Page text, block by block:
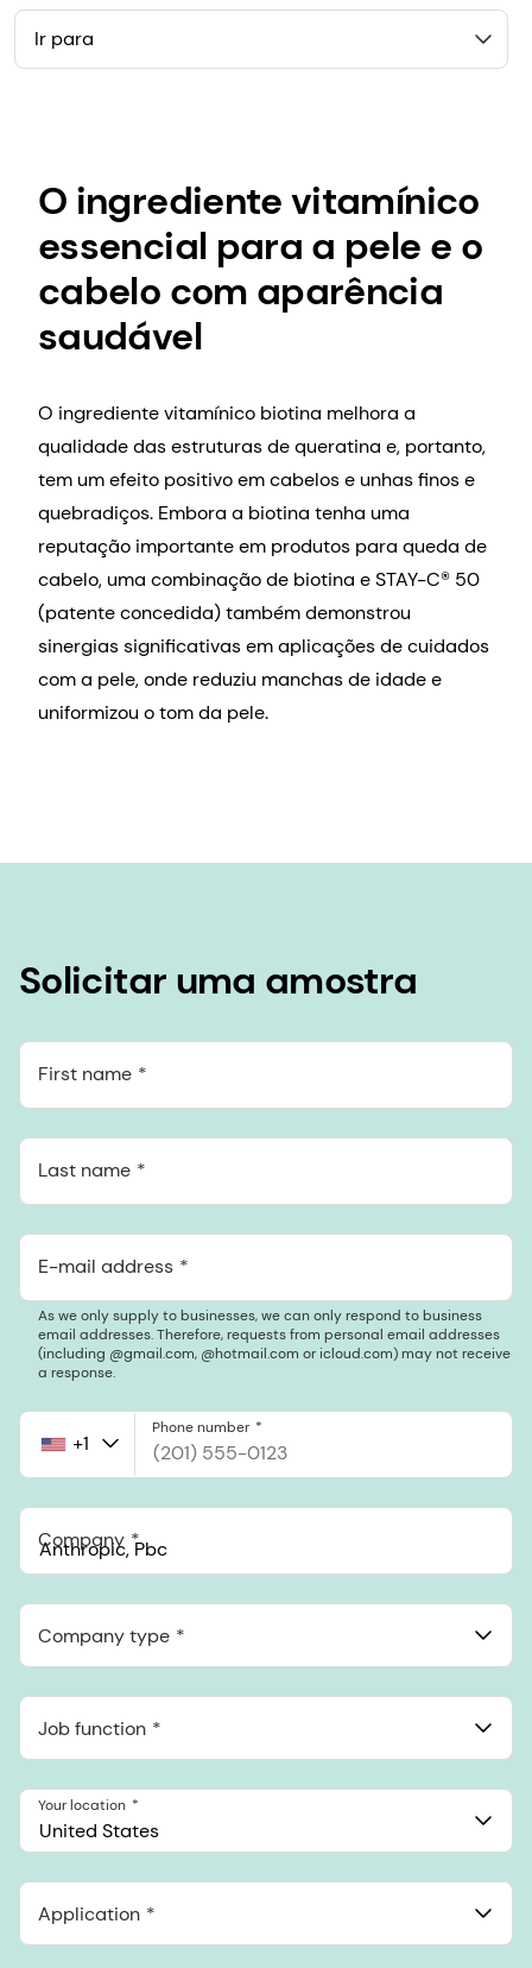
Ir para
O ingrediente vitamínico
essencial para a pele e o
cabelo com aparência
saudável
O ingrediente vitamínico biotina melhora a
qualidade das estruturas de queratina e, portanto,
tem um efeito positivo em cabelos e unhas finos e
quebradiços. Embora a biotina tenha uma
reputação importante em produtos para queda de
cabelo, uma combinação de biotina e STAY-C® 50
(patente concedida) também demonstrou
sinergias significativas em aplicações de cuidados
com a pele, onde reduziu manchas de idade e
uniformizou o tom da pele.
Solicitar uma amostra
First name
Last name
E-mail address
As we only supply to businesses, we can only respond to business
email addresses. Therefore, requests from personal email addresses
(including @gmail.com, @hotmail.com or icloud.com) may not receive
a response.
United
+1
Phone number
Company
548 Market St Pmb 90375, San Francisco, California, US
Company type
Job function
United States
Your location
Application